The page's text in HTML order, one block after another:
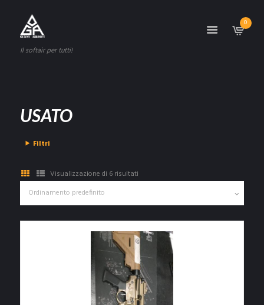
Il softair per tutti!
0
USATO
Filtri
Visualizzazione di 6 risultati